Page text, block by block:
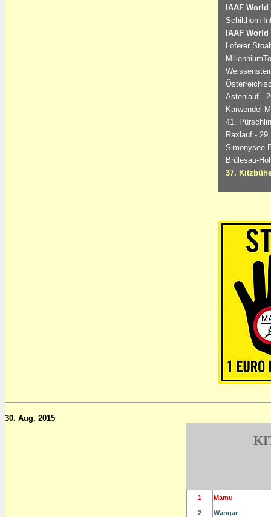
IAAF
Schilthorn
IAAF
Loferer
Astenlauf -
Karwendel
41.
Raxlauf -
Simonysee
Brülesau-
37.
30. Aug. 2015
1 Mamu
2 Wangar